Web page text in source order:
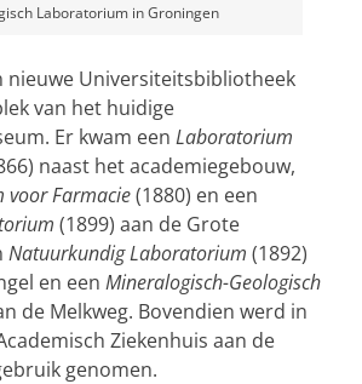
Laboratorium in Groningen
nieuwe Universiteitsbibliotheek
van het huidige
Er kwam een Laboratorium
naast het academiegebouw,
Farmacie(1880) en een
(1899) aan de Grote
Natuurkundig Laboratorium (1892)
en een Mineralogisch-Geologisch
de Melkweg. Bovendien werd in
Ziekenhuis aan de
genomen.